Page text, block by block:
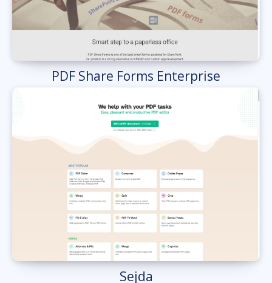
PDF Share Forms Enterprise
Sejda